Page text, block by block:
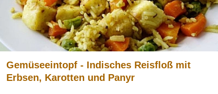
Gemüseeintopf - Indisches Reisfloß mit
Erbsen, Karotten und Panyr